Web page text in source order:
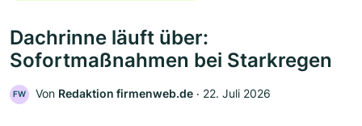
Dachrinne läuft über:
Sofortmaßnahmen bei Starkregen
FW Von Redaktion firmenweb.de ‧ 22. Juli 2026